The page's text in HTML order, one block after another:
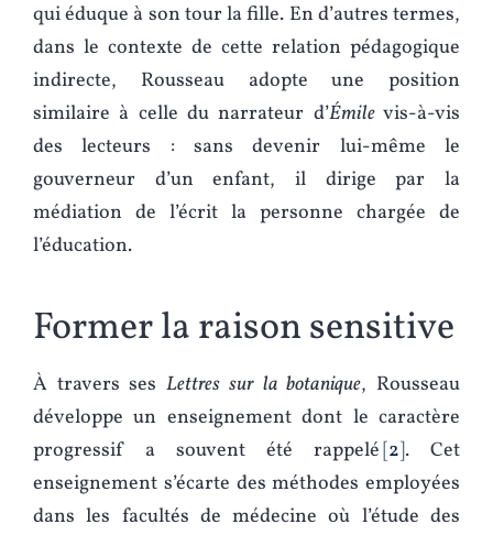
qui éduque à son tour la fille. En d’autres termes,
dans le contexte de cette relation pédagogique
indirecte, Rousseau adopte une position
similaire à celle du narrateur d’Émilevis-à-vis
des lecteurs : sans devenir lui-même le
gouverneur d’un enfant, il dirige par la
médiation de l’écrit la personne chargée de
l’éducation.
Former la raison sensitive
À travers sesLettres sur la botanique, Rousseau
développe un enseignement dont le caractère
progressif a souvent été rappelé 2 . Cet
enseignement s’écarte des méthodes employées
dans les facultés de médecine où l’étude des